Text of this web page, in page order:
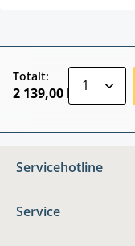
Totalt:
2 139,00 kr
Servicehotline
Service